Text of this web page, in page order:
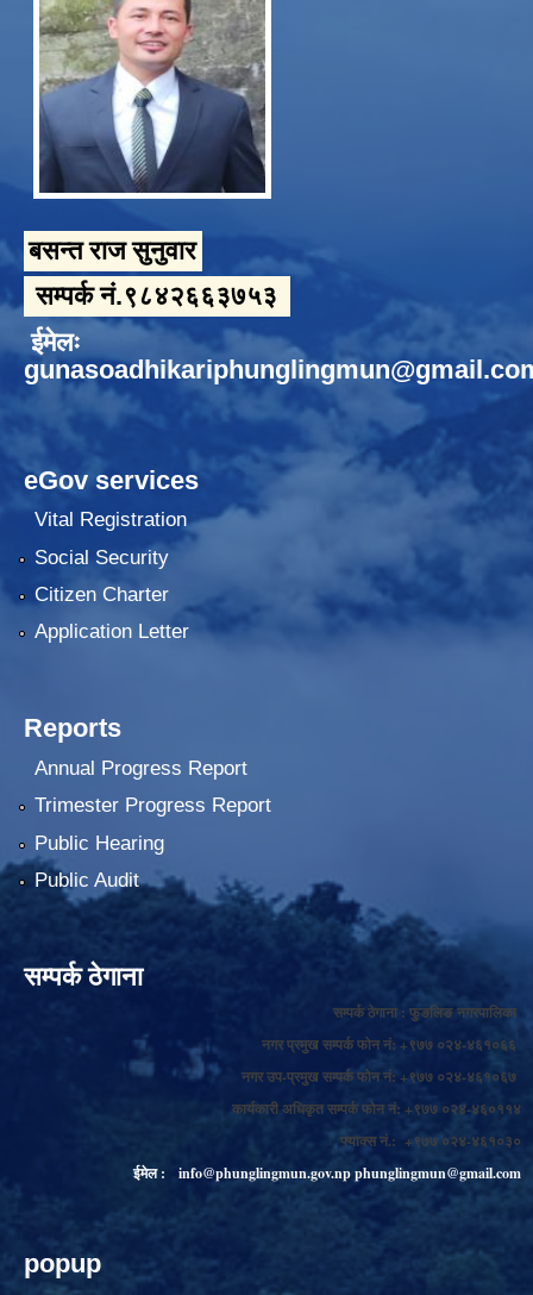
बसन्त राज सुनुवार
सम्पर्क नं.९८४२६६३७५३
ईमेलः
eGov services
Vital Registration
Social Security
Citizen Charter
Application Letter
Reports
Annual Progress Report
Trimester Progress Report
Public Hearing
Public Audit
सम्पर्क ठेगाना
सम्पर्क ठेगाना : फुङलिङ नगरपालिका
नगर प्रमुख सम्पर्क फोन नं: +९७७ ०२४-४६१०६६
नगर उप-प्रमुख सम्पर्क फोन नं: +९७७ ०२४-४६१०६७
कार्यकारी अधिकृत सम्पर्क फोन नं: +९७७ ०२४-४६०११४
फ्याक्स नं.: +९७७ ०२४-४६१०३०
ईमेल :
info@phunglingmun.gov.npphunglingmun@gmail.com
popup